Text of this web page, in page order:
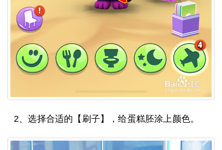
2、选择合适的【刷子】，给蛋糕胚涂上颜色。